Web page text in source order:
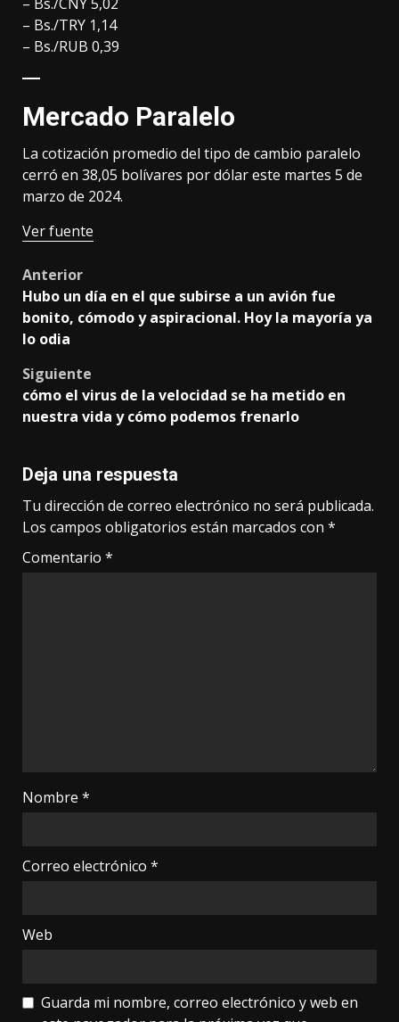
– Bs./TRY 1,14
– Bs./RUB 0,39
Mercado Paralelo
La cotización promedio del tipo de cambio paralelo
cerró en 38,05 bolívares por dólar este martes 5 de
marzo de 2024.
Ver fuente
Post
navigation
Anterior
Hubo un día en el que subirse a un avión fue
bonito, cómodo y aspiracional. Hoy la mayoría ya
lo odia
Siguiente
cómo el virus de la velocidad se ha metido en
nuestra vida y cómo podemos frenarlo
Deja una respuesta
Tu dirección de correo electrónico no será publicada.
Los campos obligatorios están marcados con *
Comentario *
Nombre *
Correo electrónico *
Web
Guarda mi nombre, correo electrónico y web en